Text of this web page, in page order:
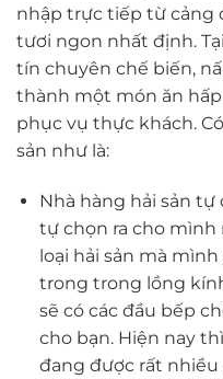
nhập trực tiếp từ cảng
tươi ngon nhất định.
tín chuyên chế biến,
thành một món ăn
phục vụ thực khách.
sản như là:
Nhà hàng hải sản tự
tự chọn ra cho mình
loại hải sản mà
trong trong lồng
sẽ có các đầu bếp
cho bạn. Hiện nay
đang được rất